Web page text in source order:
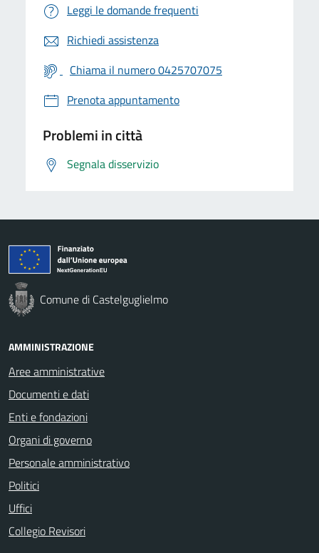
Leggi le domande frequenti
Richiedi assistenza
Chiama il numero 0425707075
Prenota appuntamento
Problemi in città
Segnala disservizio
Comune di Castelguglielmo
AMMINISTRAZIONE
Aree amministrative
Documenti e dati
Enti e fondazioni
Organi di governo
Personale amministrativo
Politici
Uffici
Collegio Revisori